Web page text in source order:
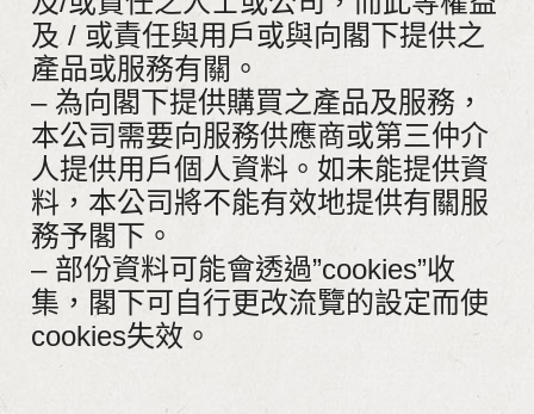
及 / 或責任與用戶或與向閣下提供之
產品或服務有關。
– 為向閣下提供購買之產品及服務，
本公司需要向服務供應商或第三仲介
人提供用戶個人資料。如未能提供資
料，本公司將不能有效地提供有關服
務予閣下。
– 部份資料可能會透過”cookies”收
集，閣下可自行更改流覽的設定而使
cookies失效。